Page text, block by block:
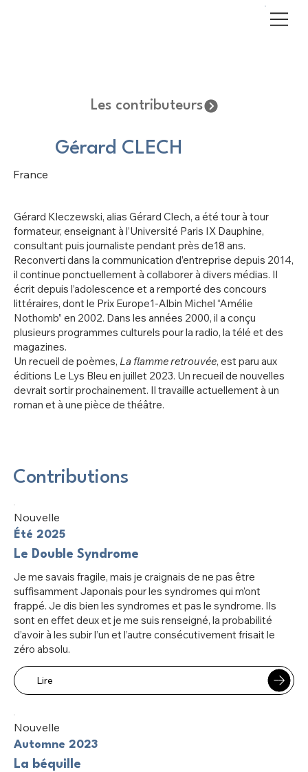
Les contributeurs
Gérard CLECH
France
Gérard Kleczewski, alias Gérard Clech, a été tour à tour
formateur, enseignant à l’Université Paris IX Dauphine,
consultant puis journaliste pendant près de18 ans.
Reconverti dans la communication d’entreprise depuis 2014,
il continue ponctuellement à collaborer à divers médias. Il
écrit depuis l’adolescence et a remporté des concours
littéraires, dont le Prix Europe1-Albin Michel “Amélie
Nothomb” en 2002. Dans les années 2000, il a conçu
plusieurs programmes culturels pour la radio, la télé et des
magazines.
Un recueil de poèmes, La flamme retrouvée, est paru aux
éditions Le Lys Bleu en juillet 2023. Un recueil de nouvelles
devrait sortir prochainement. Il travaille actuellement à un
roman et à une pièce de théâtre.
Contributions
Nouvelle
Été 2025
Le Double Syndrome
Je me savais fragile, mais je craignais de ne pas être
suffisamment Japonais pour les syndromes qui m’ont
frappé. Je dis bien les syndromes et pas le syndrome. Ils
sont en effet deux et je me suis renseigné, la probabilité
d’avoir à les subir l’un et l’autre consécutivement frisait le
zéro absolu.
Lire
Nouvelle
Automne 2023
La béquille